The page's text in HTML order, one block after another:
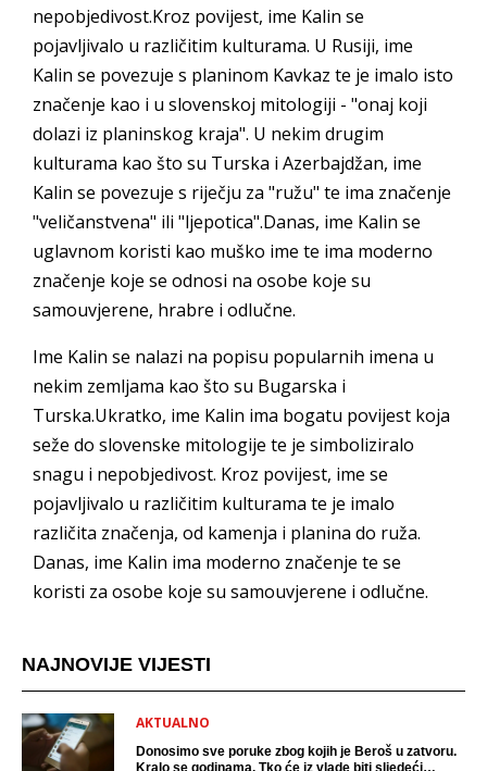
nepobjedivost.Kroz povijest, ime Kalin se
pojavljivalo u različitim kulturama. U Rusiji, ime
Kalin se povezuje s planinom Kavkaz te je imalo isto
značenje kao i u slovenskoj mitologiji - "onaj koji
dolazi iz planinskog kraja". U nekim drugim
kulturama kao što su Turska i Azerbajdžan, ime
Kalin se povezuje s riječju za "ružu" te ima značenje
"veličanstvena" ili "ljepotica".Danas, ime Kalin se
uglavnom koristi kao muško ime te ima moderno
značenje koje se odnosi na osobe koje su
samouvjerene, hrabre i odlučne.
Ime Kalin se nalazi na popisu popularnih imena u
nekim zemljama kao što su Bugarska i
Turska.Ukratko, ime Kalin ima bogatu povijest koja
seže do slovenske mitologije te je simboliziralo
snagu i nepobjedivost. Kroz povijest, ime se
pojavljivalo u različitim kulturama te je imalo
različita značenja, od kamenja i planina do ruža.
Danas, ime Kalin ima moderno značenje te se
koristi za osobe koje su samouvjerene i odlučne.
NAJNOVIJE VIJESTI
AKTUALNO
Donosimo sve poruke zbog kojih je Beroš u zatvoru.
Kralo se godinama. Tko će iz vlade biti sljedeći